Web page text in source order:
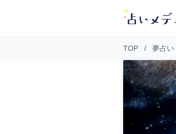
TOP / 夢占い